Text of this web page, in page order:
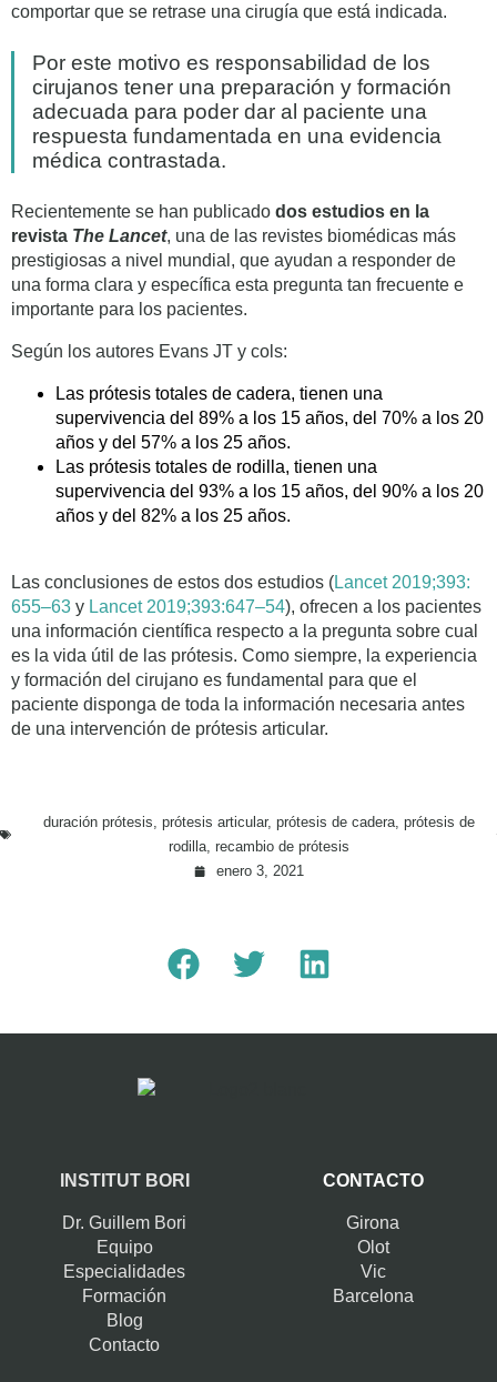
comportar que se retrase una cirugía que está indicada.
Por este motivo es responsabilidad de los
cirujanos tener una preparación y formación
adecuada para poder dar al paciente una
respuesta fundamentada en una evidencia
médica contrastada.
Recientemente se han publicado dos estudios en la
revista The Lancet, una de las revistes biomédicas más
prestigiosas a nivel mundial, que ayudan a responder de
una forma clara y específica esta pregunta tan frecuente e
importante para los pacientes.
Según los autores Evans JT y cols:
Las prótesis totales de cadera, tienen una
supervivencia del 89% a los 15 años, del 70% a los 20
años y del 57% a los 25 años.
Las prótesis totales de rodilla, tienen una
supervivencia del 93% a los 15 años, del 90% a los 20
años y del 82% a los 25 años.
Las conclusiones de estos dos estudios (Lancet 2019;393:
655–63 y Lancet 2019;393:647–54), ofrecen a los pacientes
una información científica respecto a la pregunta sobre cual
es la vida útil de las prótesis. Como siempre, la experiencia
y formación del cirujano es fundamental para que el
paciente disponga de toda la información necesaria antes
de una intervención de prótesis articular.
duración prótesis prótesis articular, prótesis de cadera prótesis de
rodilla recambio de prótesis
enero 3, 2021
INSTITUT BORI
Dr. Guillem Bori
Equipo
Especialidades
Formación
Blog
Contacto
CONTACTO
Girona
Olot
Vic
Barcelona